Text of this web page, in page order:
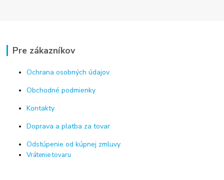
Pre zákazníkov
Ochrana osobných údajov
Obchodné podmienky
Kontakty
Doprava a platba za tovar
Odstúpenie od kúpnej zmluvy
Vrátenie tovaru